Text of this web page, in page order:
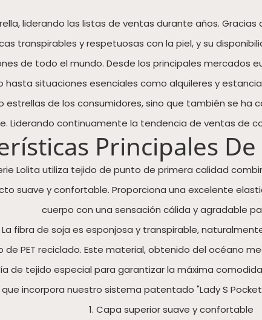
liderando las listas de ventas durante años.
transpirables y respetuosas con la piel, y su
de todo el mundo. Desde los principales
situaciones esenciales como alquileres y
estrellas de los consumidores, sino que también se
Liderando continuamente la tendencia de ventas de
Principales
Lolita utiliza tejido de punto de primera calidad
suave y confortable. Proporciona una excelente
cuerpo con una sensación cálida y agradable
La fibra de soja es esponjosa y transpirable,
PET reciclado. Este material, obtenido del océano
de tejido especial para garantizar la máxima
incorpora nuestro sistema patentado "Lady S Pocket
1. Capa superior suave y confortable